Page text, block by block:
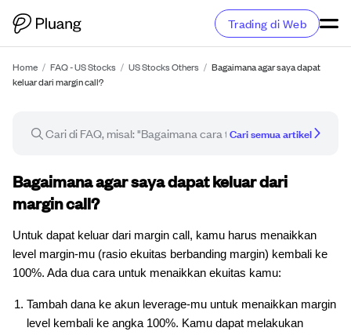
Trading di Web
Home / FAQ - US Stocks / US Stocks Others / Bagaimana agar saya dapat
keluar dari margin call?
Cari semua artikel
Artikel FAQ
Bagaimana agar saya dapat keluar dari
margin call?
Untuk dapat keluar dari margin call, kamu harus menaikkan
level margin-mu (rasio ekuitas berbanding margin) kembali ke
100%. Ada dua cara untuk menaikkan ekuitas kamu:
Tambah dana ke akun leverage-mu untuk menaikkan margin
level kembali ke angka 100%. Kamu dapat melakukan